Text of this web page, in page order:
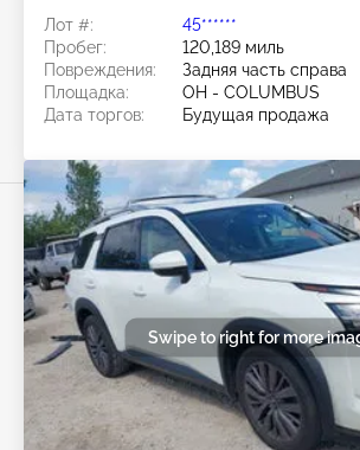
Лот #:
45******
Пробег:
120,189 миль
Повреждения:
Задняя часть справа
Площадка:
OH - COLUMBUS
Дата торгов:
Будущая продажа
Swipe to right for more